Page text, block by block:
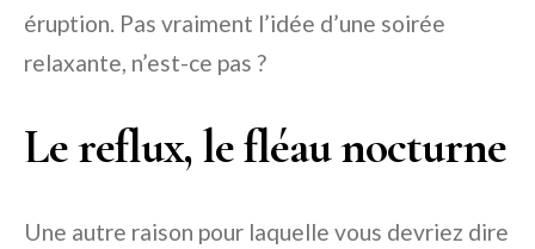
éruption. Pas vraiment l’idée d’une soirée
relaxante, n’est-ce pas ?
Le reflux, le fléau nocturne
Une autre raison pour laquelle vous devriez dire